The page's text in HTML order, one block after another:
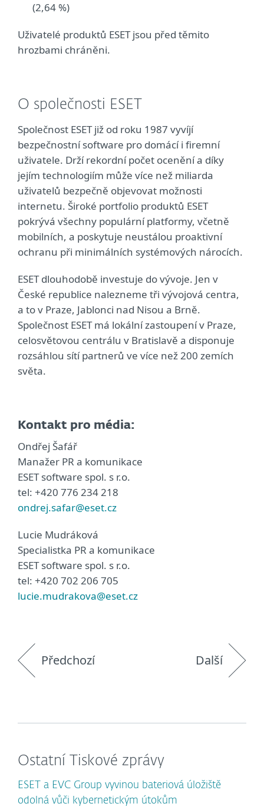
(2,64 %)
Uživatelé produktů ESET jsou před těmito
hrozbami chráněni.
O společnosti ESET
Společnost ESET již od roku 1987 vyvíjí
bezpečnostní software pro domácí i firemní
uživatele. Drží rekordní počet ocenění a díky
jejím technologiím může více než miliarda
uživatelů bezpečně objevovat možnosti
internetu. Široké portfolio produktů ESET
pokrývá všechny populární platformy, včetně
mobilních, a poskytuje neustálou proaktivní
ochranu při minimálních systémových nárocích.
ESET dlouhodobě investuje do vývoje. Jen v
České republice nalezneme tři vývojová centra,
a to v Praze, Jablonci nad Nisou a Brně.
Společnost ESET má lokální zastoupení v Praze,
celosvětovou centrálu v Bratislavě a disponuje
rozsáhlou sítí partnerů ve více než 200 zemích
světa.
Kontakt pro média:
Ondřej Šafář
Manažer PR a komunikace
ESET software spol. s r.o.
tel: +420 776 234 218
ondrej.safar@eset.cz
Lucie Mudráková
Specialistka PR a komunikace
ESET software spol. s r.o.
tel: +420 702 206 705
lucie.mudrakova@eset.cz
Předchozí Další
Ostatní Tiskové zprávy
ESET a EVC Group vyvinou bateriová úložiště
odolná vůči kybernetickým útokům